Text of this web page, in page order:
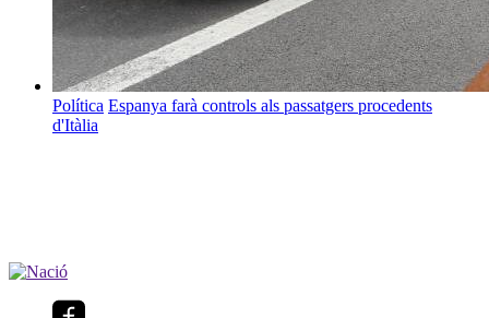
Política Espanya farà controls als passatgers procedents
d'Itàlia